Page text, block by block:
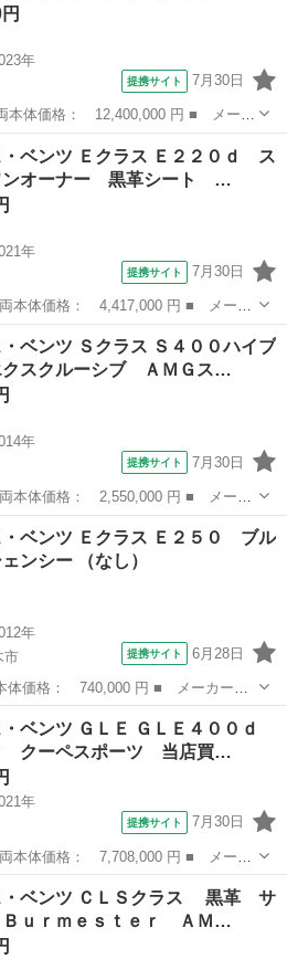
年
提携サイト 7月30日
車種名： Ｇクラス ■ グレード
／ドラブレコーダ－／サンルーフ／
・ベンツ Ｅクラス Ｅ２２０ｄ ス
オーナー 黒革シート …
年
提携サイト 7月30日
車種名： Ｅクラス ■ グレード
ンオーナー 黒革シート サンルー
ベンツ Ｓクラス Ｓ４００ハイブ
スクルーシブ ＡＭＧス…
年
提携サイト 7月30日
車種名： Ｓクラス ■ グレード
クスクルーシブ ＡＭＧスポーツ＆
・ベンツ Ｅクラス Ｅ２５０ ブル
ンシー （なし）
年
市
提携サイト 6月28日
種名： Ｅクラス ■ グレード
シェンシー ■ 排気量： 1800cc ■
・ベンツ ＧＬＥ ＧＬＥ４００ｄ
クーペスポーツ 当店買…
年
提携サイト 7月30日
車種名： ＧＬＥ ■ グレード
ク クーペスポーツ 当店買取車
ルセデス）
・ベンツ ＣＬＳクラス 黒革 サ
ｕｒｍｅｓｔｅｒ ＡＭ…